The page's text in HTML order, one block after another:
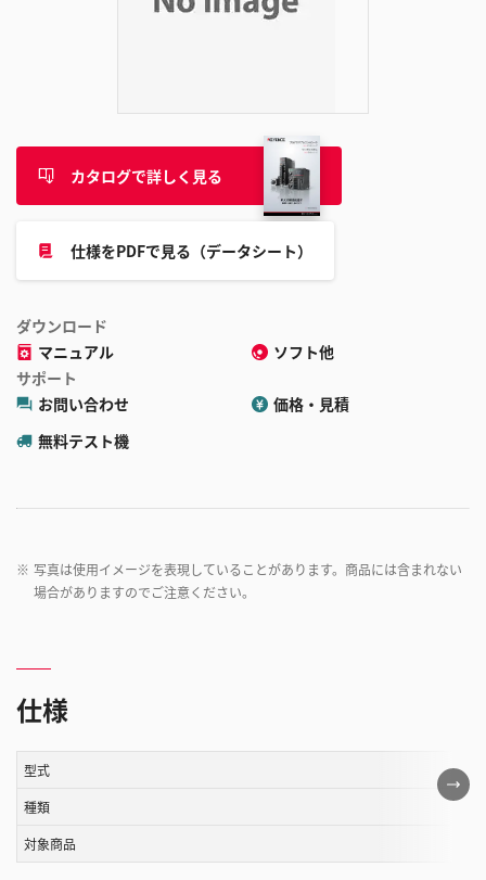
カタログで詳しく見る
仕様をPDFで見る（データシート）
ダウンロード
マニュアル
ソフト他
サポート
お問い合わせ
価格・見積
無料テスト機
※ 写真は使用イメージを表現していることがあります。商品には含まれない
場合がありますのでご注意ください。
仕様
こ
の
型式
種類
対象商品